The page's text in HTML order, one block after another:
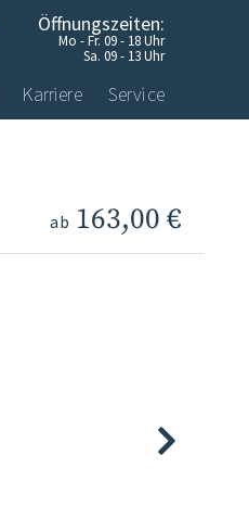
Öffnungszeiten:
Mo - Fr. 09 - 18 Uhr
Sa. 09 - 13 Uhr
Karriere Service
ab 163,00 €